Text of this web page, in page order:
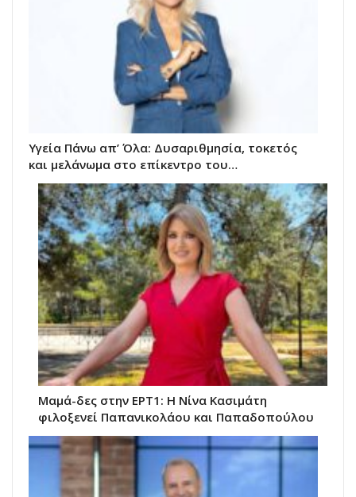
Υγεία Πάνω απ’ Όλα: Δυσαριθμησία, τοκετός
και μελάνωμα στο επίκεντρο του…
Μαμά-δες στην ΕΡΤ1: Η Νίνα Κασιμάτη
φιλοξενεί Παπανικολάου και Παπαδοπούλου